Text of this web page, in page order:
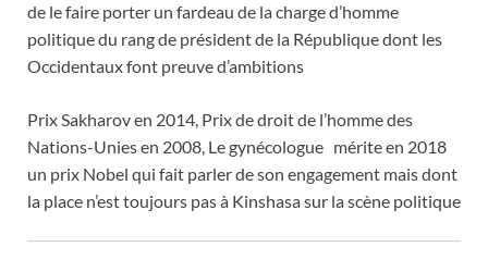
de le faire porter un fardeau de la charge d’homme
politique du rang de président de la République dont les
Occidentaux font preuve d’ambitions
Prix Sakharov en 2014, Prix de droit de l’homme des
Nations-Unies en 2008, Le gynécologue mérite en 2018
un prix Nobel qui fait parler de son engagement mais dont
la place n’est toujours pas à Kinshasa sur la scène politique